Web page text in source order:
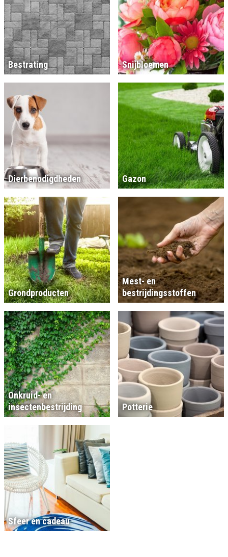
Bestrating Snijbloemen
Dierbenodigdheden Gazon
Grondproducten
Mest- en
bestrijdingsstoffen
Onkruid- en
insectenbestrijding
Potterie
Sfeer en cadeau